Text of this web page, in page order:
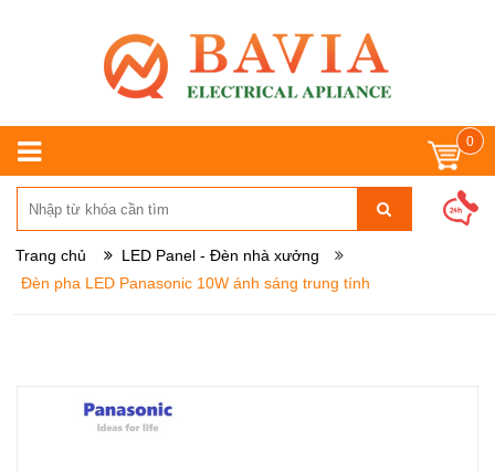
0
Trang chủ
LED Panel - Đèn nhà xưởng
Đèn pha LED Panasonic 10W ánh sáng trung tính